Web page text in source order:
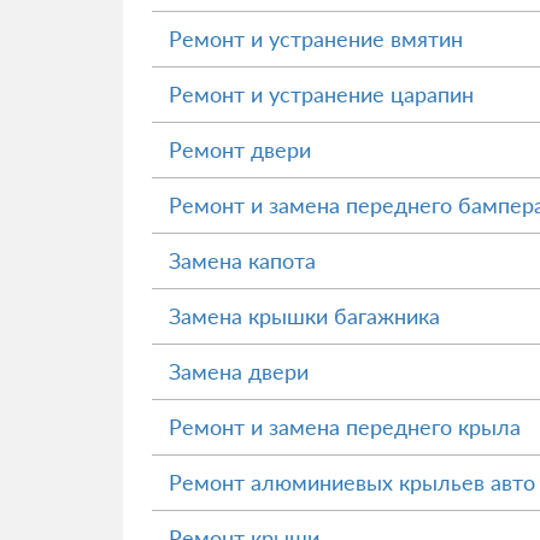
Ремонт и устранение вмятин
Ремонт и устранение царапин
Ремонт двери
Ремонт и замена переднего
Замена капота
Замена крышки багажника
Замена двери
Ремонт и замена переднего крыла
Ремонт алюминиевых крыльев авто